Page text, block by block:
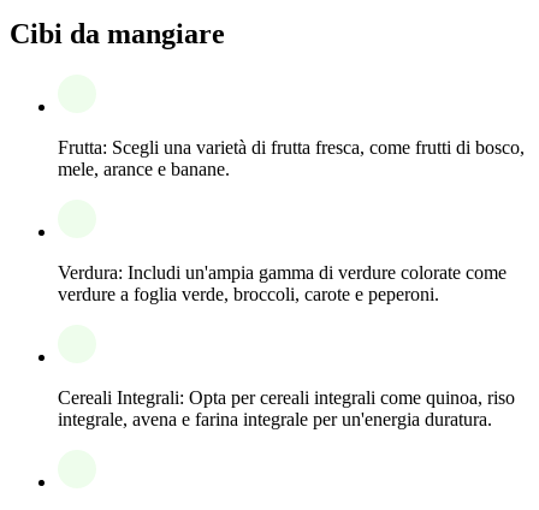
Cibi da mangiare
Frutta: Scegli una varietà di frutta fresca, come frutti di bosco,
mele, arance e banane.
Verdura: Includi un'ampia gamma di verdure colorate come
verdure a foglia verde, broccoli, carote e peperoni.
Cereali Integrali: Opta per cereali integrali come quinoa, riso
integrale, avena e farina integrale per un'energia duratura.